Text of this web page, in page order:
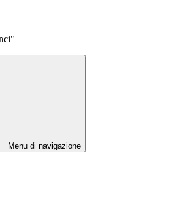
Menu di navigazione